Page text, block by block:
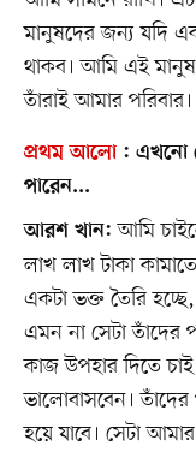
মানুষদের জন্য যদি
থাকব। আমি এই
তাঁরাই আমার পরিবার।
প্রথম আলো: এখনো
পারেন...
আরশ খান:আমি
লাখ লাখ টাকা
একটা ভক্ত তৈরি
এমন না সেটা তাঁদের
কাজ উপহার দিতে
ভালোবাসবেন।
হয়ে যাবে। সেটা